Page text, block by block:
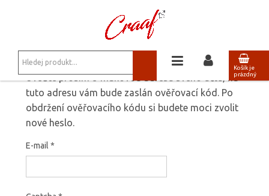
Košík je
prázdný
OBNOVENÍ HESLA
Uveďte prosím e-mailovou adresu svého účtu, na
tuto adresu vám bude zaslán ověřovací kód. Po
obdržení ověřovacího kódu si budete moci zvolit
nové heslo.
E-mail *